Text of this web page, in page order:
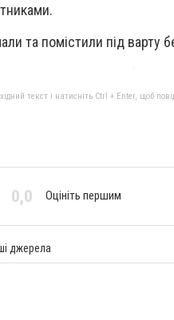
та помістили під варту
текст і натисніть Ctrl + Enter, щоб
0,0 Оцініть першим
джерела